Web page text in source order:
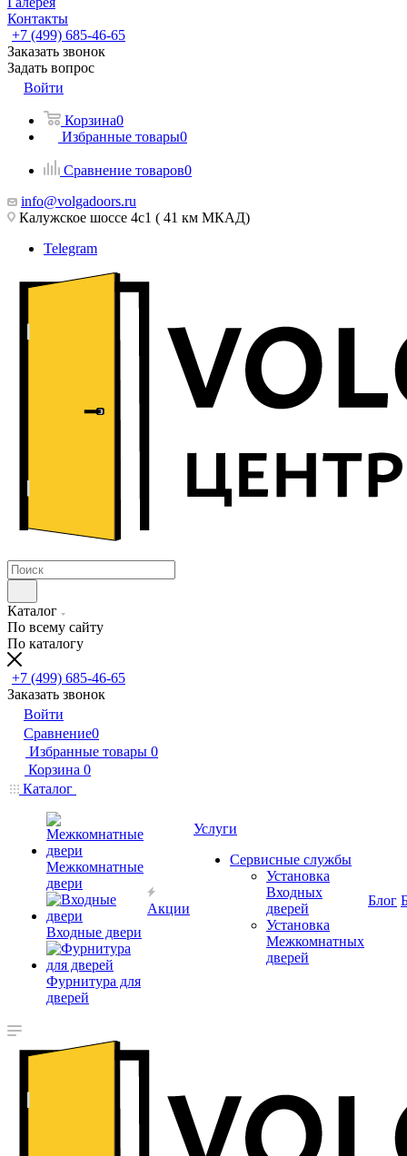
Контакты
+7 (499) 685-46-65
Заказать звонок
Задать вопрос
Войти
Корзина0
Избранные товары0
Сравнение товаров0
info@volgadoors.ru
Калужское шоссе 4с1 ( 41 км МКАД)
Telegram
Каталог
По всему сайту
По каталогу
+7 (499) 685-46-65
Заказать звонок
Войти
Сравнение0
Избранные товары 0
Корзина 0
Каталог
Межкомнатные
двери
Входные двери
Фурнитура для
дверей
Акции
Услуги
Сервисные службы
Установка
Входных
дверей
Установка
Межкомнатных
дверей
Блог